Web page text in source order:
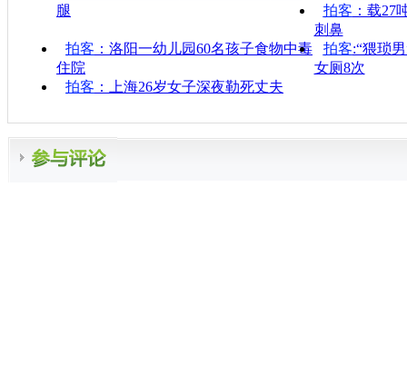
腿
拍客 ：载27
刺鼻
拍客 ：洛阳一幼儿园60名孩子食物中毒
住院
拍客:“猥琐
女厕8次
拍客 ：上海26岁女子深夜勒死丈夫